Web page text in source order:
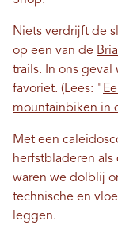
Niets verdrijft de
op een van de
trails. In ons geval
favoriet. (Lees: "
mountainbiken in
Met een
herfstbladeren
waren we dolblij
technische en
leggen.